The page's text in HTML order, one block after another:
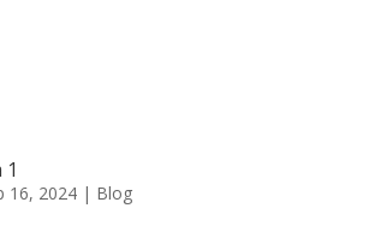
16, 2024| Blog